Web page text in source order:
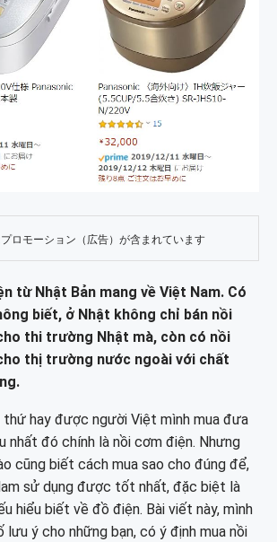
ロモーション（広告）が含まれています
từ Nhật Bản mang về Việt Nam. Có
biết, ở Nhật không chỉ bán nồi
thi trường Nhật mà, còn có nồi
thị trường nước ngoài với chất
hay được người Việt mình mua đưa
nhất đó chính là nồi cơm điện. Nhưng
cũng biết cách mua sao cho đúng để,
sử dụng được tốt nhất, đặc biệt là
hiểu biết về đồ điện. Bài viết này, mình
lưu ý cho những bạn, có ý định mua nồi